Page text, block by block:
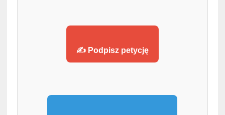
✍️ Podpisz petycję